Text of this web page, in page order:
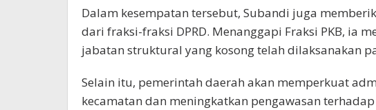
Dalam kesempatan tersebut, Subandi juga
dari fraksi-fraksi DPRD. Menanggapi Fraksi PKB, ia
jabatan struktural yang kosong telah dilaksanakan
Selain itu, pemerintah daerah akan memperkuat
kecamatan dan meningkatkan pengawasan